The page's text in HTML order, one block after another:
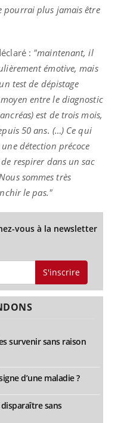
pourrai plus jamais être
: "maintenant, il
émotive, mais
test de dépistage
entre le diagnostic
est de trois mois,
50 ans. (…) Ce qui
détection précoce
respirer dans un sac
sommes très
le pas."
vous à la newsletter
S'inscrire
survenir sans raison
d’une maladie ?
sans